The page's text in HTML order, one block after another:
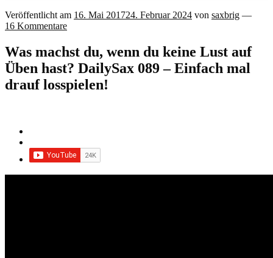
Veröffentlicht am 16. Mai 201724. Februar 2024 von saxbrig —
16 Kommentare
Was machst du, wenn du keine Lust auf
Üben hast? DailySax 089 – Einfach mal
drauf losspielen!